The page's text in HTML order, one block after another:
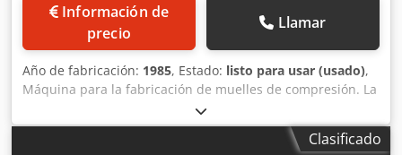
Información de
precio
Llamar
Año de fabricación: 1985, Estado: listo para usar (usado),
Máquina para la fabricación de muelles de compresión. La
mayoría de la gama de máquinas Schenker, así como
algunos equipos Bamatec, están disponibles en nuestro
Clasificado